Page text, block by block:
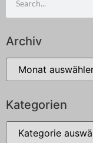
Archiv
Kategorien